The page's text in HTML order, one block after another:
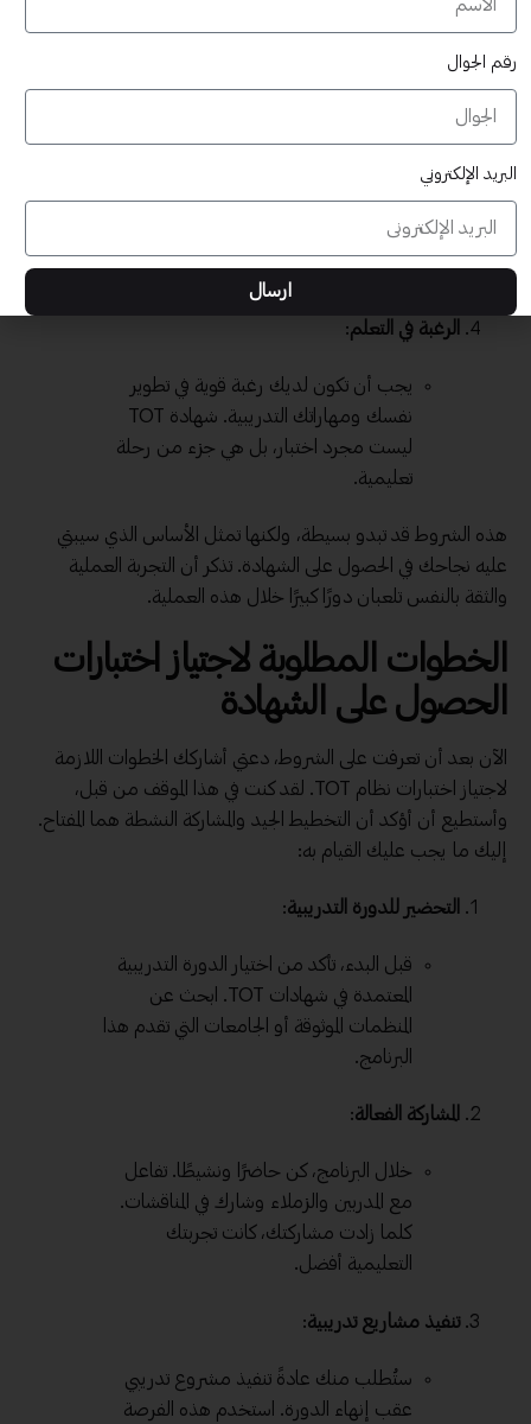
جامعية على الأقل. هذا يساعدك على فهم
مجالات التعلم.
ستحتاج إلى العمل مع مجموعات مختلفة
من الأشخاص، وتقديم المعلومات بوضوح.
الرغبة في التعلم:
يجب أن تكون لديك رغبة قوية في تطوير
نفسك ومهاراتك التدريبية. شهادة TOT
ليست مجرد اختبار، بل هي جزء من رحلة
تعليمية.
هذه الشروط قد تبدو بسيطة، ولكنها تمثل الأساس الذي سيبني
عليه نجاحك في الحصول على الشهادة. تذكر أن التجربة العملية
والثقة بالنفس تلعبان دورًا كبيرًا خلال هذه العملية.
الخطوات المطلوبة لاجتياز اختبارات
الحصول على الشهادة
الآن بعد أن تعرفت على الشروط، دعني أشاركك الخطوات اللازمة
لاجتياز اختبارات نظام TOT. لقد كنت في هذا الموقف من قبل،
وأستطيع أن أؤكد أن التخطيط الجيد والمشاركة النشطة هما المفتاح.
إليك ما يجب عليك القيام به:
التحضير للدورة التدريبية:
قبل البدء، تأكد من اختيار الدورة التدريبية
المعتمدة في شهادات TOT. ابحث عن
المنظمات الموثوقة أو الجامعات التي تقدم هذا
البرنامج.
المشاركة الفعالة:
خلال البرنامج، كن حاضرًا ونشيطًا. تفاعل
مع المدربين والزملاء وشارك في المناقشات.
كلما زادت مشاركتك، كانت تجربتك
التعليمية أفضل.
تنفيذ مشاريع تدريبية:
ستُطلب منك عادةً تنفيذ مشروع تدريبي
عقب إنهاء الدورة. استخدم هذه الفرصة
رقم الجوال
البريد الإلكتروني
ارسال